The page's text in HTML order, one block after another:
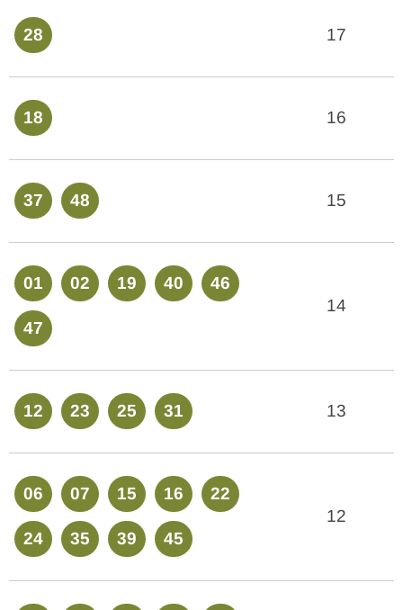
28 17
18 16
37 48 15
01 02 19 40 46
47
14
12 23 25 31 13
06 07 15 16 22
24 35 39 45
12